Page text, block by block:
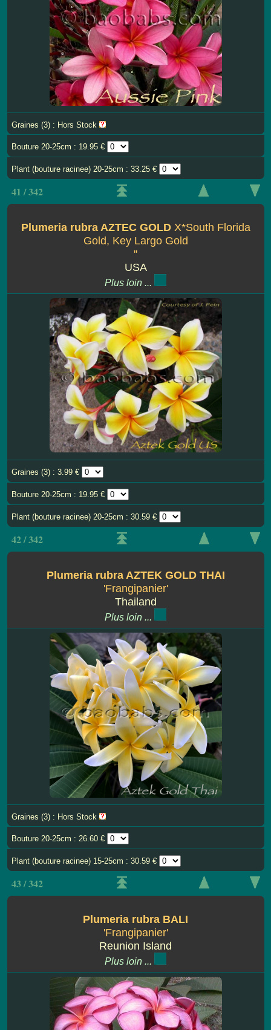
Graines (3) : Hors Stock
Bouture 20-25cm : 19.95 €
Plant (bouture racinee) 20-25cm : 33.25 €
41 / 342
Plumeria rubra AZTEC GOLD X*South Florida
Gold, Key Largo Gold
''
USA
Plus loin ...
Graines (3) : 3.99 €
Bouture 20-25cm : 19.95 €
Plant (bouture racinee) 20-25cm : 30.59 €
42 / 342
Plumeria rubra AZTEK GOLD THAI
'Frangipanier'
Thailand
Plus loin ...
Graines (3) : Hors Stock
Bouture 20-25cm : 26.60 €
Plant (bouture racinee) 15-25cm : 30.59 €
43 / 342
Plumeria rubra BALI
'Frangipanier'
Reunion Island
Plus loin ...